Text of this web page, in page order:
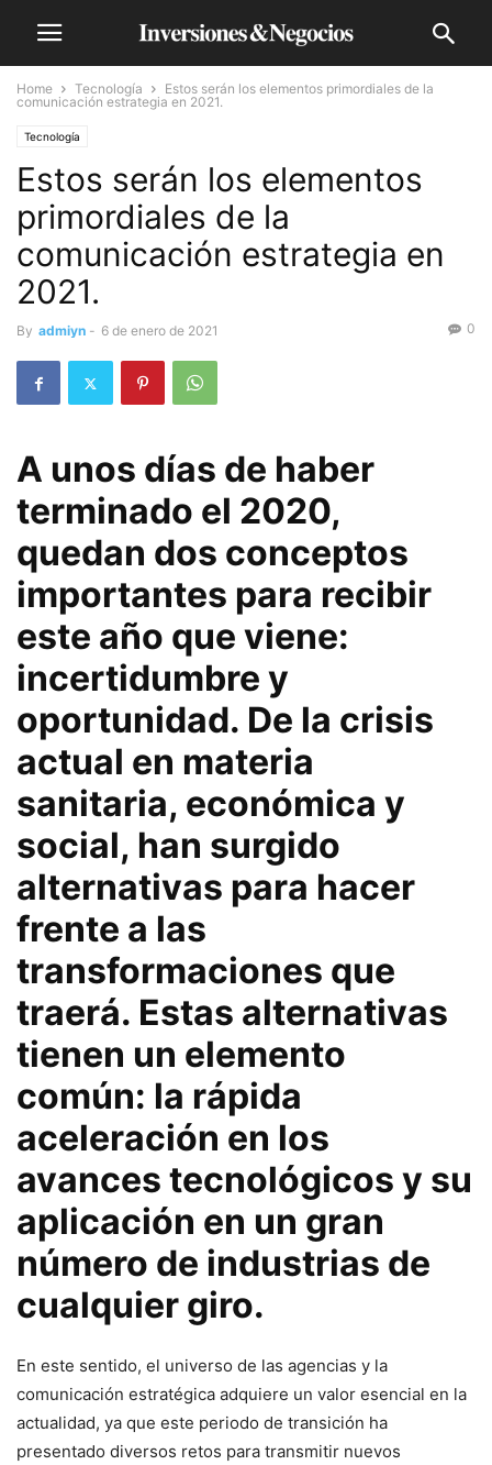
Home Tecnología
Estos serán los elementos primordiales de la
comunicación estrategia en 2021.
Tecnología
Estos serán los elementos
primordiales de la
comunicación estrategia en
2021.
By admiyn - 6 de enero de 2021 0
A unos días de haber
terminado el 2020,
quedan dos conceptos
importantes para recibir
este año que viene:
incertidumbre y
oportunidad. De la crisis
actual en materia
sanitaria, económica y
social, han surgido
alternativas para hacer
frente a las
transformaciones que
traerá. Estas alternativas
tienen un elemento
común: la rápida
aceleración en los
avances tecnológicos y su
aplicación en un gran
número de industrias de
cualquier giro.
En este sentido, el universo de las agencias y la
comunicación estratégica adquiere un valor esencial en la
actualidad, ya que este periodo de transición ha
presentado diversos retos para transmitir nuevos